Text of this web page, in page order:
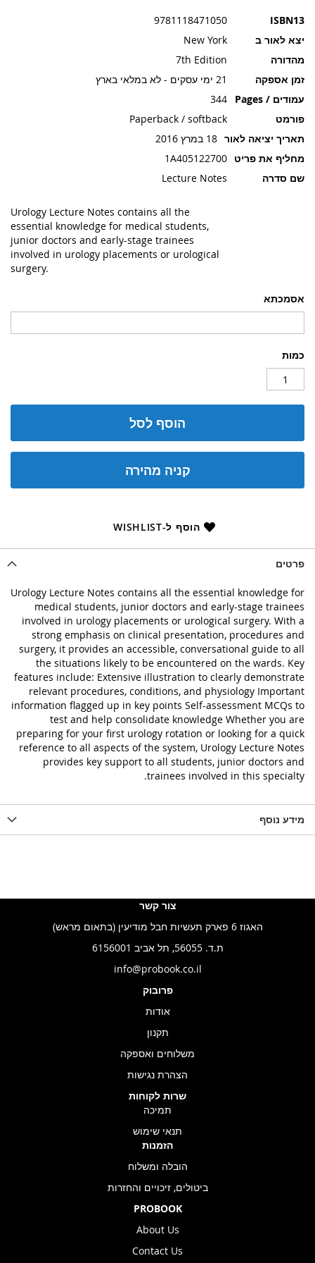
אסמכתא
כמות
הוסף לסל
קניה מהירה
הוסף ל-WISHLIST
ISBN13
9781118471050
יצא לאור ב
New York
מהדורה
7th Edition
זמן אספקה
21 ימי עסקים - לא במלאי בארץ
עמודים / Pages
344
פורמט
Paperback / softback
תאריך יציאה לאור 18 במרץ 2016
מחליף את פריט 1A405122700
שם סדרה
Lecture Notes
Urology Lecture Notes contains all the
essential knowledge for medical students,
junior doctors and early-stage trainees
involved in urology placements or urological
surgery.
תמונות
פרטים
Urology Lecture Notes contains all the essential knowledge for
medical students, junior doctors and early-stage trainees
involved in urology placements or urological surgery. With a
strong emphasis on clinical presentation, procedures and
surgery, it provides an accessible, conversational guide to all
the situations likely to be encountered on the wards. Key
features include: Extensive illustration to clearly demonstrate
relevant procedures, conditions, and physiology Important
information flagged up in key points Self-assessment MCQs to
test and help consolidate knowledge Whether you are
preparing for your first urology rotation or looking for a quick
reference to all aspects of the system, Urology Lecture Notes
provides key support to all students, junior doctors and
trainees involved in this specialty.
מידע נוסף
צור קשר
האגוז 6 פארק תעשיות חבל מודיעין (בתאום מראש)
ת.ד. 56055, תל אביב 6156001
info@probook.co.il
פרובוק
אודות
תקנון
משלוחים ואספקה
הצהרת נגישות
שרות לקוחות
תמיכה
תנאי שימוש
הזמנות
הובלה ומשלוח
ביטולים, זיכויים והחזרות
PROBOOK
About Us
Contact Us